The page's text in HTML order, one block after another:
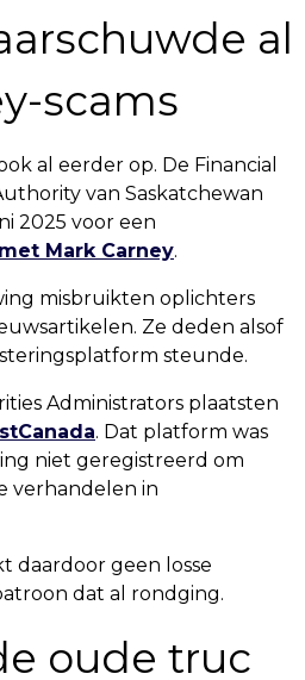
al
scams
al eerder op. De Financial
van Saskatchewan
2025 voor een
Mark Carney.
misbruikten oplichters
Ze deden alsof
steunde.
Administrators plaatsten
. Dat platform was
niet geregistreerd om
verhandelen in
daardoor geen losse
dat al rondging.
oude truc